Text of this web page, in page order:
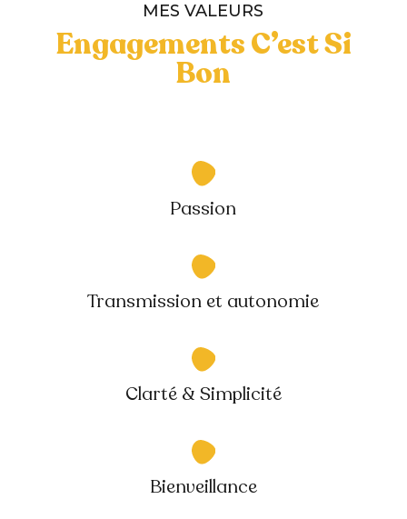
MES VALEURS
Engagements C’est Si
Bon
Passion
Transmission et autonomie
Clarté & Simplicité
Bienveillance